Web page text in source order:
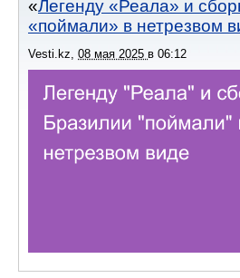
Легенду «Реала» и
«поймали» в нетрезвом
Vesti.kz, 08 мая 2025 в 06:12